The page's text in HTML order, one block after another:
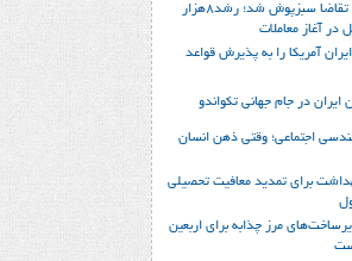
بورس با افزایش تقاضا سبزپوش شد؛ رشد8هزار
آغاز معاملات
آمریکا را به پذیرش قواعد
ایران در جام جهانی تکواندو
اجتماعی؛ وقتی ذهن انسان
برای تمدید معافیت تحصیلی
مرز چذابه برای اربعین